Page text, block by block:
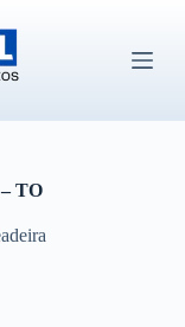
TO